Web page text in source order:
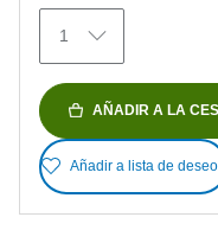
reseñas
1
AÑADIR A LA
Añadir a lista de